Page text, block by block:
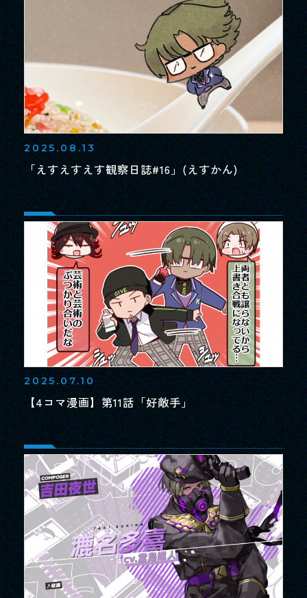
2025.08.13
「えすえすえす観察日誌#16」(えすかん)
2025.07.10
【4コマ漫画】第11話「好敵手」